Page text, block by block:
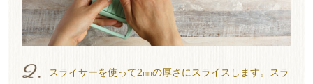
スライサーを使って2㎜の厚さにスライスします。スラ